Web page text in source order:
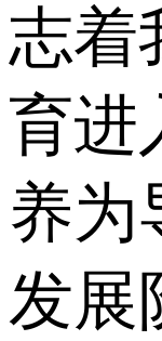
志着
育进
养为
发展